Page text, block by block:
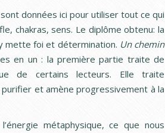
données ici pour utiliser tout ce qui
chakras, sens. Le diplôme obtenu: la
mette foi et détermination. Un chemin
en un : la première partie traite de
de certains lecteurs. Elle traite
et amène progressivement à la
métaphysique, ce que nous